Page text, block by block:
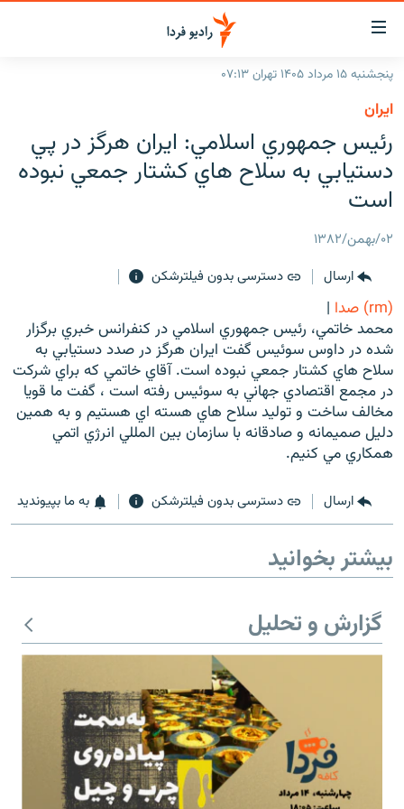
لینک‌های
قابلیت
دسترسی
بازگشت
منوی
اصلی
رفتن
صفحه
جهان
رادیو
گزارش‌های تصویری
گزارش‌های ویدئویی
زنان فردا
English
به ما بپیوندید
زبان‌های دیگر
پنجشنبه ۱۵ مرداد ۱۴۰۵ تهران ۰۷:۱۳
ايران
رئيس جمهوري اسلامي: ايران هرگز در پي
دستيابي به سلاح هاي كشتار جمعي نبوده
است
۰۲/بهمن/۱۳۸۲
ارسال
دسترسی بدون فیلترشکن
(rm) صدا
|
محمد خاتمي، رئيس جمهوري اسلامي در کنفرانس خبري برگزار
شده در داوس سوئيس گفت ايران هرگز در صدد دستيابي به
سلاح هاي کشتار جمعي نبوده است. آقاي خاتمي که براي شرکت
در مجمع اقتصادي جهاني به سوئيس رفته است ، گفت ما قويا
مخالف ساخت و توليد سلاح هاي هسته اي هستيم و به همين
دليل صميمانه و صادقانه با سازمان بين المللي انرژي اتمي
همکاري مي کنيم.
ارسال دسترسی بدون فیلترشکن به ما بپیوندید
بیشتر بخوانید
گزارش و تحلیل